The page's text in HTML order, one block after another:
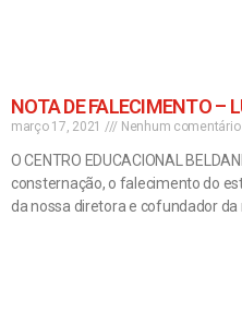
NOTA DE FALECIMENTO –
março 17, 2021 Nenhum comentário
O CENTRO EDUCACIONAL
consternação, o falecimento do
da nossa diretora e cofundador da